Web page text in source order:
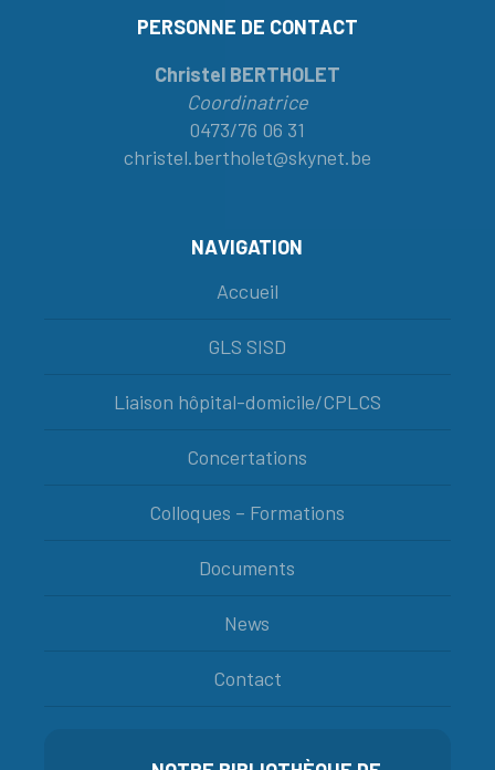
PERSONNE DE CONTACT
Christel BERTHOLET
Coordinatrice
0473/76 06 31
christel.bertholet@skynet.be
NAVIGATION
Accueil
GLS SISD
Liaison hôpital-domicile/CPLCS
Concertations
Colloques – Formations
Documents
News
Contact